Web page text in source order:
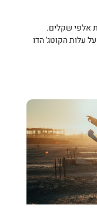
אלפי שקלים.
עלות הקוטג' הדו